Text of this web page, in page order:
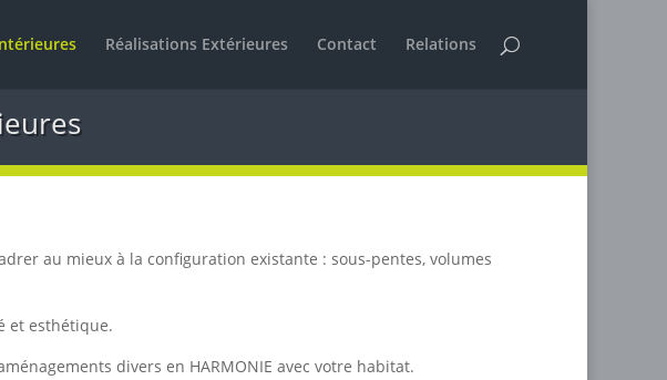
Réalisations Extérieures Contact Relations
au mieux à la configuration existante : sous-pentes, volumes
et esthétique.
divers en HARMONIE avec votre habitat.